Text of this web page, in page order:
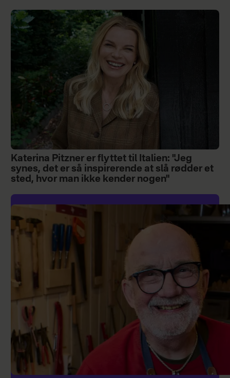
Katerina Pitzner er flyttet til Italien: "Jeg
synes, det er så inspirerende at slå rødder et
sted, hvor man ikke kender nogen"